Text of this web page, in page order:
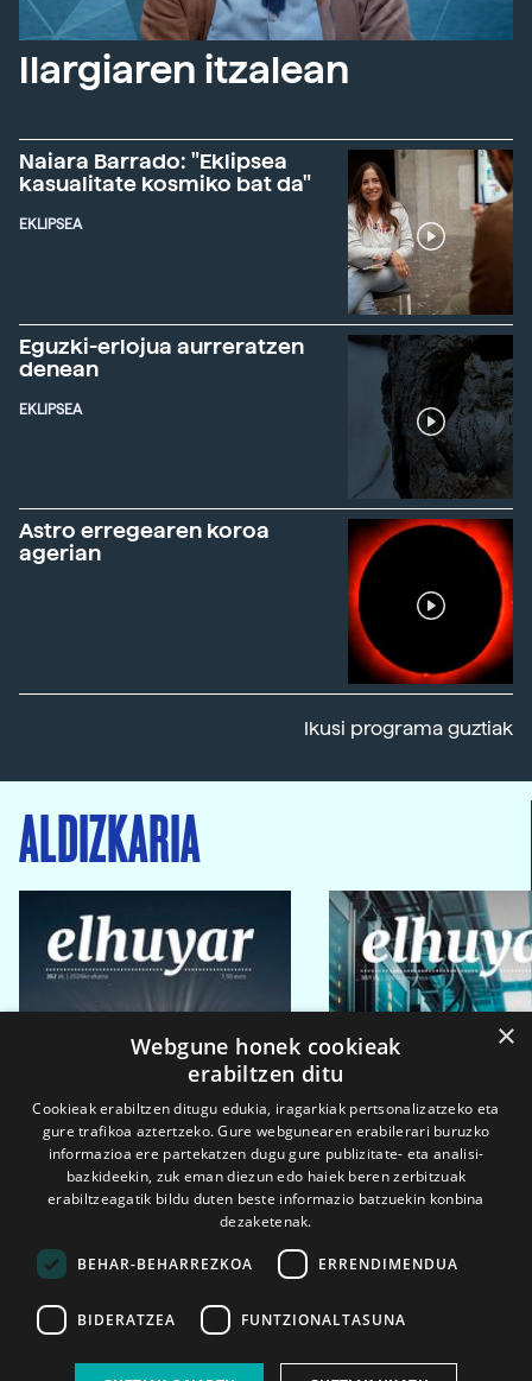
Ilargiaren itzalean
Naiara Barrado: "Eklipsea
kasualitate kosmiko bat da"
EKLIPSEA
Eguzki-erlojua aurreratzen
denean
EKLIPSEA
Astro erregearen koroa
agerian
Ikusi programa guztiak
ALDIZKARIA
2026ko eka. 1a 2026ko mar. 1a
×
Webgune honek cookieak
erabiltzen ditu
Cookieak erabiltzen ditugu edukia, iragarkiak pertsonalizatzeko eta
gure trafikoa aztertzeko. Gure webgunearen erabilerari buruzko
informazioa ere partekatzen dugu gure publizitate- eta analisi-
bazkideekin, zuk eman diezun edo haiek beren zerbitzuak
erabiltzeagatik bildu duten beste informazio batzuekin konbina
dezaketenak.
BEHAR-BEHARREZKOA ERRENDIMENDUA
BIDERATZEA FUNTZIONALTASUNA